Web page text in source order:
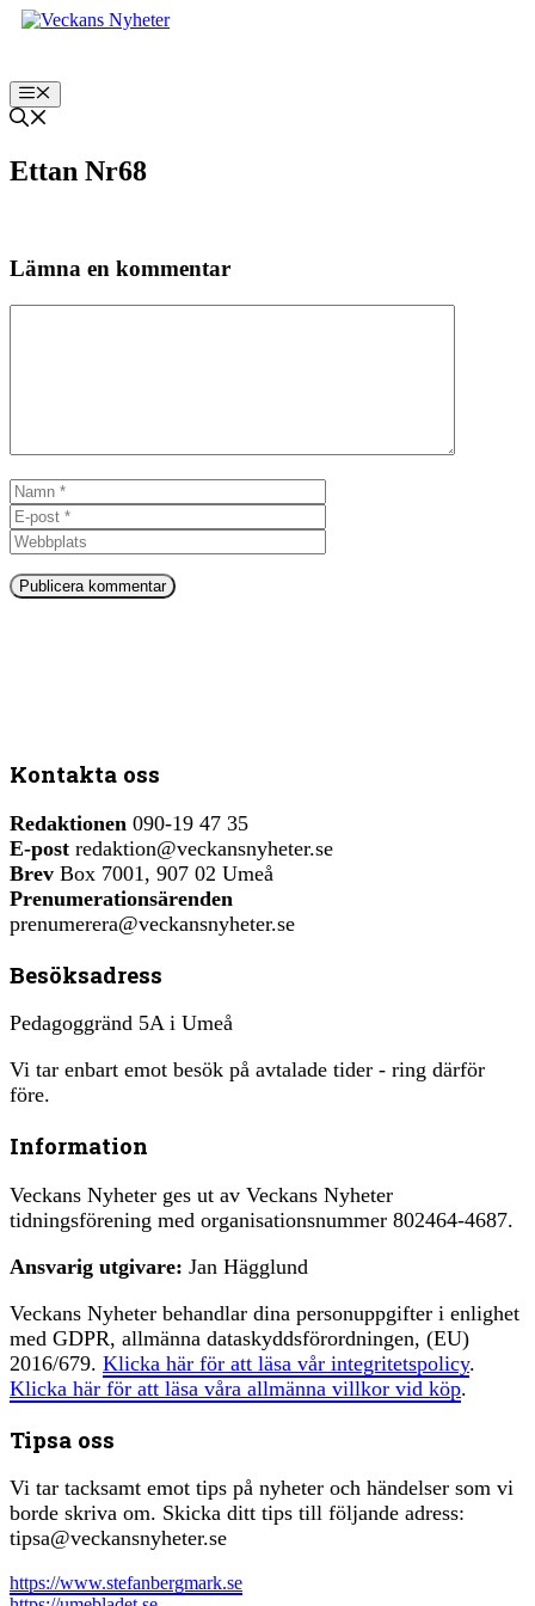
Hoppa
Meny
Ettan Nr68
Lämna en kommentar
Namn
post
Kontakta oss
Redaktionen 090-19 47 35
E-post redaktion@veckansnyheter.se
Brev Box 7001, 907 02 Umeå
Prenumerationsärenden
prenumerera@veckansnyheter.se
Besöksadress
Pedagoggränd 5A i Umeå
Vi tar enbart emot besök på avtalade tider - ring därför
före.
Information
Veckans Nyheter ges ut av Veckans Nyheter
tidningsförening med organisationsnummer 802464-4687.
Ansvarig utgivare: Jan Hägglund
Veckans Nyheter behandlar dina personuppgifter i enlighet
med GDPR, allmänna dataskyddsförordningen, (EU)
2016/679. Klicka här för att läsa vår integritetspolicy.
Klicka här för att läsa våra allmänna villkor vid köp.
Tipsa oss
Vi tar tacksamt emot tips på nyheter och händelser som vi
borde skriva om. Skicka ditt tips till följande adress:
tipsa@veckansnyheter.se
https://www.stefanbergmark.se